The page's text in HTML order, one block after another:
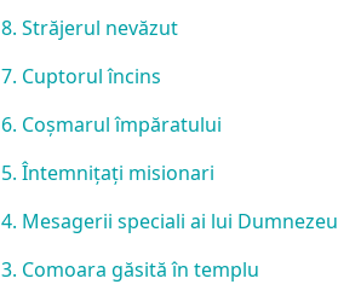
8. Străjerul nevăzut
7. Cuptorul încins
6. Coșmarul împăratului
5. Întemnițați misionari
4. Mesagerii speciali ai lui Dumnezeu
3. Comoara găsită în templu